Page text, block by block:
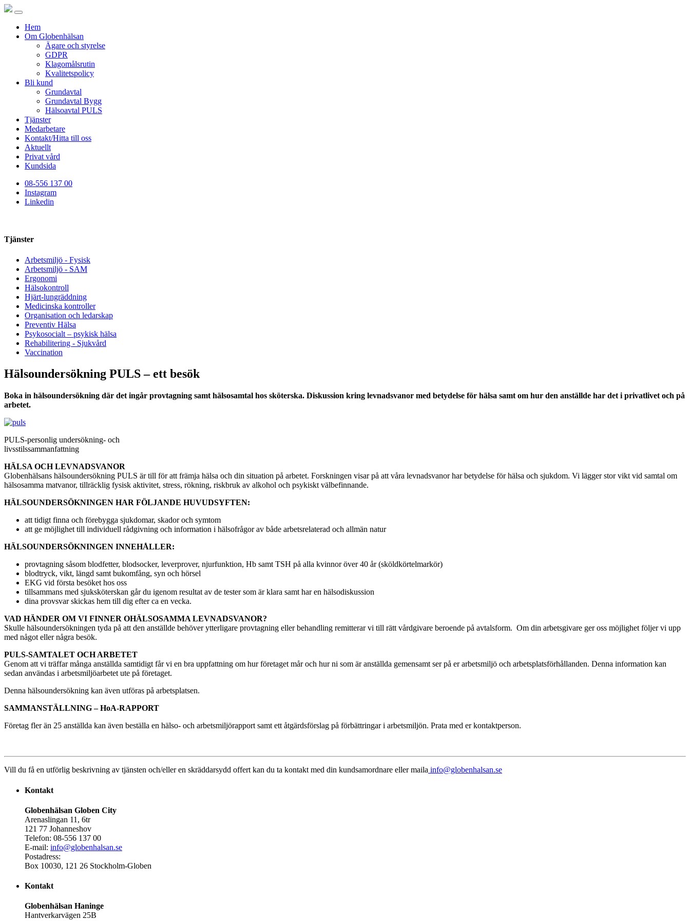
Hem
Om Globenhälsan
Ägare och styrelse
GDPR
Klagomålsrutin
Kvalitetspolicy
Bli kund
Grundavtal
Grundavtal Bygg
Hälsoavtal PULS
Tjänster
Medarbetare
Kontakt/Hitta till oss
Aktuellt
Privat vård
Kundsida
08-556 137 00
Instagram
Linkedin
Tjänster
Arbetsmiljö - Fysisk
Arbetsmiljö - SAM
Ergonomi
Hälsokontroll
Hjärt-lungräddning
Medicinska kontroller
Organisation och ledarskap
Preventiv Hälsa
Psykosocialt – psykisk hälsa
Rehabilitering - Sjukvård
Vaccination
Hälsoundersökning PULS – ett besök
Boka in hälsoundersökning där det ingår provtagning samt hälsosamtal hos sköterska. Diskussion kring levnadsvanor med betydelse för hälsa samt om hur den anställde har det i privatlivet och på
arbetet.
PULS-personlig undersökning- och
livsstilssammanfattning
HÄLSA OCH LEVNADSVANOR
Globenhälsans hälsoundersökning PULS är till för att främja hälsa och din situation på arbetet. Forskningen visar på att våra levnadsvanor har betydelse för hälsa och sjukdom. Vi lägger stor vikt vid samtal om
hälsosamma matvanor, tillräcklig fysisk aktivitet, stress, rökning, riskbruk av alkohol och psykiskt välbefinnande.
HÄLSOUNDERSÖKNINGEN HAR FÖLJANDE HUVUDSYFTEN:
att tidigt finna och förebygga sjukdomar, skador och symtom
att ge möjlighet till individuell rådgivning och information i hälsofrågor av både arbetsrelaterad och allmän natur
HÄLSOUNDERSÖKNINGEN INNEHÅLLER:
provtagning såsom blodfetter, blodsocker, leverprover, njurfunktion, Hb samt TSH på alla kvinnor över 40 år (sköldkörtelmarkör)
blodtryck, vikt, längd samt bukomfång, syn och hörsel
EKG vid första besöket hos oss
tillsammans med sjuksköterskan går du igenom resultat av de tester som är klara samt har en hälsodiskussion
dina provsvar skickas hem till dig efter ca en vecka.
VAD HÄNDER OM VI FINNER OHÄLSOSAMMA LEVNADSVANOR?
Skulle hälsoundersökningen tyda på att den anställde behöver ytterligare provtagning eller behandling remitterar vi till rätt vårdgivare beroende på avtalsform. Om din arbetsgivare ger oss möjlighet följer vi upp
med något eller några besök.
PULS-SAMTALET OCH ARBETET
Genom att vi träffar många anställda samtidigt får vi en bra uppfattning om hur företaget mår och hur ni som är anställda gemensamt ser på er arbetsmiljö och arbetsplatsförhållanden. Denna information kan
sedan användas i arbetsmiljöarbetet ute på företaget.
Denna hälsoundersökning kan även utföras på arbetsplatsen.
SAMMANSTÄLLNING – HoA-RAPPORT
Företag fler än 25 anställda kan även beställa en hälso- och arbetsmiljörapport samt ett åtgärdsförslag på förbättringar i arbetsmiljön. Prata med er kontaktperson.
Vill du få en utförlig beskrivning av tjänsten och/eller en skräddarsydd offert kan du ta kontakt med din kundsamordnare eller maila info@globenhalsan.se
Kontakt
Globenhälsan Globen City
Arenaslingan 11, 6tr
121 77 Johanneshov
Telefon: 08-556 137 00
E-mail: info@globenhalsan.se
Postadress:
Box 10030, 121 26 Stockholm-Globen
Kontakt
Globenhälsan Haninge
Hantverkarvägen 25B